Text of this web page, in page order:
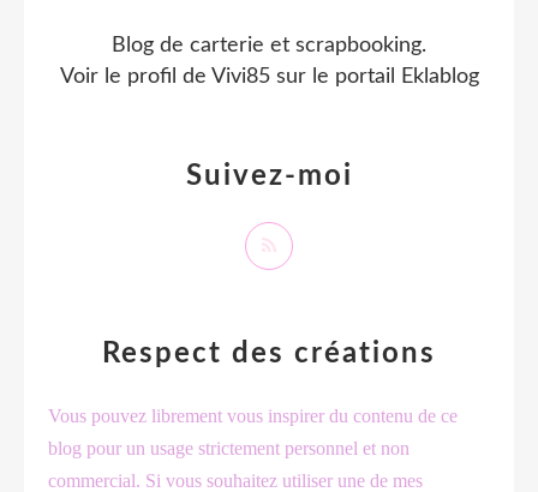
Blog de carterie et scrapbooking.
Voir le profil de Vivi85sur le portail Eklablog
Suivez-moi
Respect des créations
Vous pouvez librement vous inspirer du contenu de ce
blog pour un usage strictement personnel et non
commercial. Si vous souhaitez utiliser une de mes